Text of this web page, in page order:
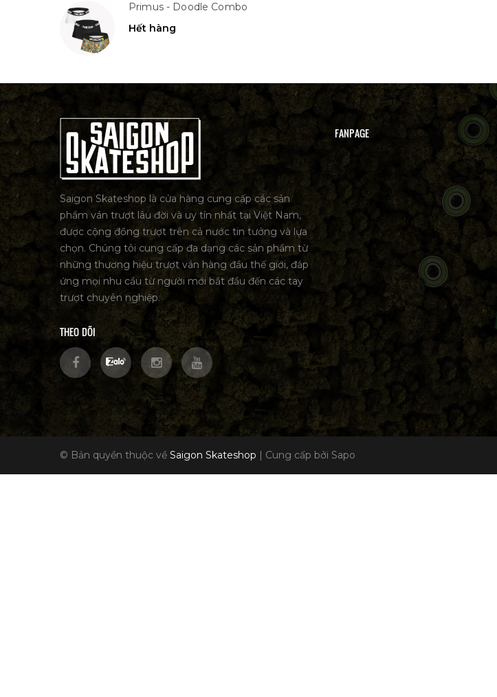
Primus - Doodle Combo
Hết hàng
Saigon Skateshop là cửa hàng cung cấp các sản
phẩm ván trượt lâu đời và uy tín nhất tại Việt Nam,
được cộng đồng trượt trên cả nước tin tưởng và lựa
chọn. Chúng tôi cung cấp đa dạng các sản phẩm từ
những thương hiệu trượt ván hàng đầu thế giới, đáp
ứng mọi nhu cầu từ người mới bắt đầu đến các tay
trượt chuyên nghiệp.
THEO DÕI
FANPAGE
© Bản quyền thuộc về Saigon Skateshop | Cung cấp bởi Sapo